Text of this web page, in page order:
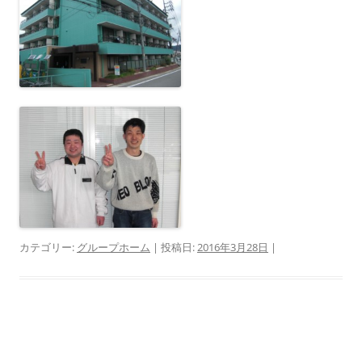
カテゴリー: グループホーム | 投稿日:2016年3月28日 |